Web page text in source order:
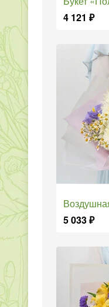
4 121 ₽
5 033₽